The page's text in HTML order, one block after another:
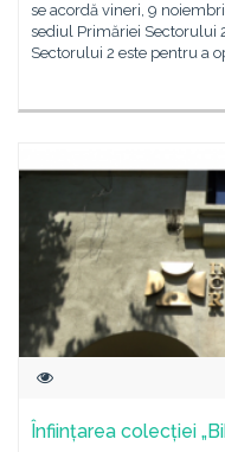
se acordă vineri, 9
sediul Primăriei Sectorului
Sectorului 2 este pentru a
Înființarea colecției